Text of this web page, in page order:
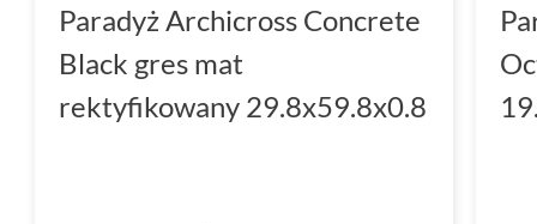
Paradyż Archicross Concrete
Black gres mat
rektyfikowany 29.8x59.8x0.8